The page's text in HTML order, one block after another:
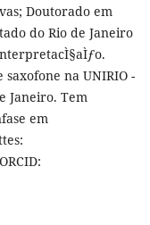
Doutorado em
do Rio de Janeiro
na UNIRIO -
Janeiro. Tem
em